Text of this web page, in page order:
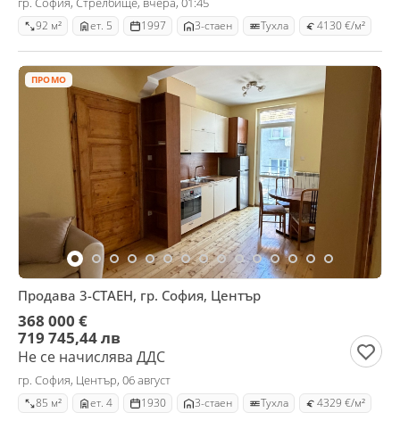
92 м² ет. 5 1997 3-стаен Тухла 4130 €/м²
ПРОМО
Продава 3-СТАЕН, гр. София, Център
368 000 €
719 745,44 лв
Не се начислява ДДС
гр. София, Център, 06 август
85 м² ет. 4 1930 3-стаен Тухла 4329 €/м²